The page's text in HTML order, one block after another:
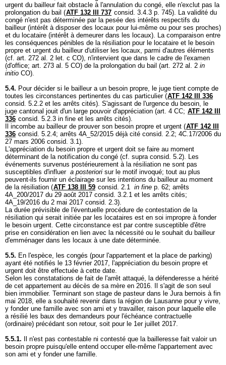
urgent du bailleur fait obstacle à l'annulation du congé, elle n'exclut pas la
prolongation du bail (ATF 132 III 737 consid. 3.4.3 p. 745). La validité du
congé n'est pas déterminée par la pesée des intérêts respectifs du
bailleur (intérêt à disposer des locaux pour lui-même ou pour ses proches)
et du locataire (intérêt à demeurer dans les locaux). La comparaison entre
les conséquences pénibles de la résiliation pour le locataire et le besoin
propre et urgent du bailleur d'utiliser les locaux, parmi d'autres éléments
(cf. art. 272 al. 2 let. c CO), n'intervient que dans le cadre de l'examen
(d'office; art. 273 al. 5 CO) de la prolongation du bail (art. 272 al. 2 in
initio CO).
5.4. Pour décider si le bailleur a un besoin propre, le juge tient compte de
toutes les circonstances pertinentes du cas particulier (ATF 142 III 336
consid. 5.2.2 et les arrêts cités). S'agissant de l'urgence du besoin, le
juge cantonal jouit d'un large pouvoir d'appréciation (art. 4 CC; ATF 142 III
336 consid. 5.2.3 in fine et les arrêts cités).
Il incombe au bailleur de prouver son besoin propre et urgent (ATF 142 III
336 consid. 5.2.4; arrêts 4A_52/2015 déjà cité consid. 2.2; 4C.17/2006 du
27 mars 2006 consid. 3.1).
L'appréciation du besoin propre et urgent doit se faire au moment
déterminant de la notification du congé (cf. supra consid. 5.2). Les
événements survenus postérieurement à la résiliation ne sont pas
susceptibles d'influer a posteriori sur le motif invoqué; tout au plus
peuvent-ils fournir un éclairage sur les intentions du bailleur au moment
de la résiliation (ATF 138 III 59 consid. 2.1 in fine p. 62; arrêts
4A_200/2017 du 29 août 2017 consid. 3.2.1 et les arrêts cités;
4A_19/2016 du 2 mai 2017 consid. 2.3).
La durée prévisible de l'éventuelle procédure de contestation de la
résiliation qui serait initiée par les locataires est en soi impropre à fonder
le besoin urgent. Cette circonstance est par contre susceptible d'être
prise en considération en lien avec la nécessité ou le souhait du bailleur
d'emménager dans les locaux à une date déterminée.
5.5. En l'espèce, les congés (pour l'appartement et la place de parking)
ayant été notifiés le 13 février 2017, l'appréciation du besoin propre et
urgent doit être effectuée à cette date.
Selon les constatations de fait de l'arrêt attaqué, la défenderesse a hérité
de cet appartement au décès de sa mère en 2016. Il s'agit de son seul
bien immobilier. Terminant son stage de pasteur dans le Jura bernois à fin
mai 2018, elle a souhaité revenir dans la région de Lausanne pour y vivre,
y fonder une famille avec son ami et y travailler, raison pour laquelle elle
a résilié les baux des demandeurs pour l'échéance contractuelle
(ordinaire) précédant son retour, soit pour le 1er juillet 2017.
5.5.1. Il n'est pas contestable ni contesté que la bailleresse fait valoir un
besoin propre puisqu'elle entend occuper elle-même l'appartement avec
son ami et y fonder une famille.